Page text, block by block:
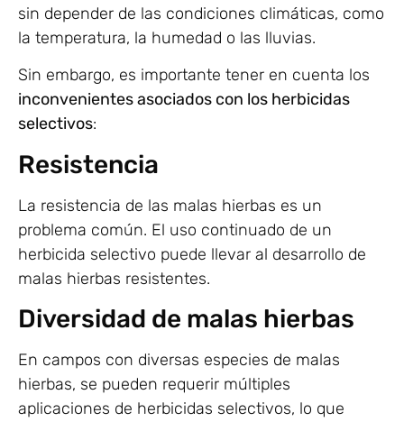
sin depender de las condiciones climáticas, como
la temperatura, la humedad o las lluvias.
Sin embargo, es importante tener en cuenta los
inconvenientes asociados con los herbicidas
selectivos:
Resistencia
La resistencia de las malas hierbas es un
problema común. El uso continuado de un
herbicida selectivo puede llevar al desarrollo de
malas hierbas resistentes.
Diversidad de malas hierbas
En campos con diversas especies de malas
hierbas, se pueden requerir múltiples
aplicaciones de herbicidas selectivos, lo que